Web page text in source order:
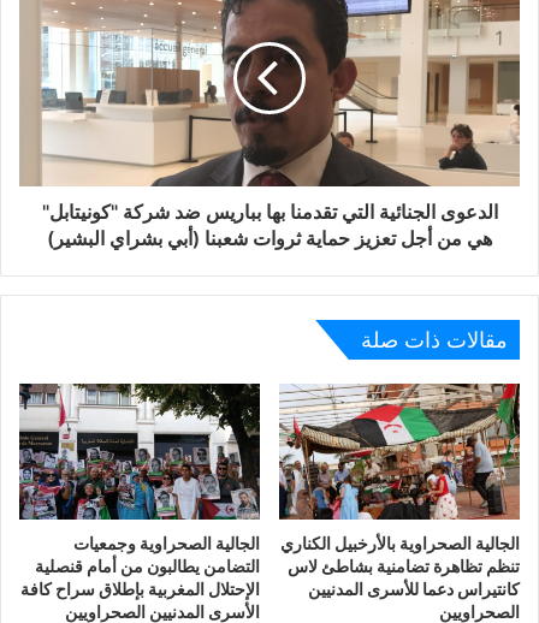
دعم كفاح الشعب الصحراوي وقضيته العادلة وجددت العزم على
مواصلة مرافقة نضال الشعب الصحراوي في كل المجالات حتى
تقرير المصير والاستقلال.
وحملت المسؤولة النقابية المكلف بالبلدان العربية، إفريقيا
واسيا السيدة أليخاندرا أورتيغا اسبانيا المسؤولية التاريخية
والقانونية والأخلاقية تجاه الشعب الصحراوي وضرورة الوفاء
بالتزاماتها.
نوفمبر القادم، مشيرا في هذا السياق أن هذا الحدث سيكون
موعدا لتذكير اسبانيا بمسؤوليتها في النزاع ومطالبتها بالوفاء
بالتزاماتها من اجل إيجاد حل سريع وعادل يضمن حق الشعب
الصحراوي في تقرير المصير والاستقلال.
الدعوى الجنائية التي تقدمنا بها بباريس ضد شركة "كونيتابل"
هي من أجل تعزيز حماية ثروات شعبنا (أبي بشراي البشير)
مقالات ذات صلة
الجالية الصحراوية بالأرخبيل الكناري
تنظم تظاهرة تضامنية بشاطئ لاس
كانتيراس دعما للأسرى المدنيين
الصحراويين
الجالية الصحراوية وجمعيات
التضامن يطالبون من أمام قنصلية
الإحتلال المغربية بإطلاق سراح كافة
الأسرى المدنيين الصحراويين